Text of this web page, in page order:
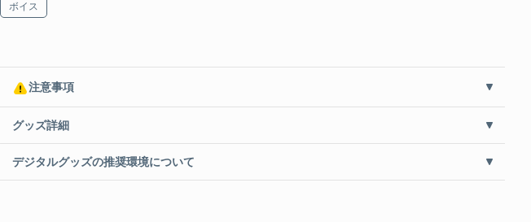
ボイス
注意事項
グッズ詳細
デジタルグッズの推奨環境について